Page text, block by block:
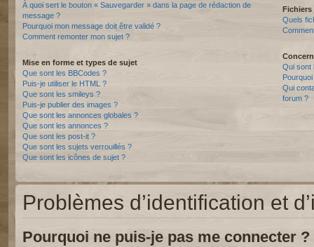
À quoi sert le bouton « Sauvegarder » dans la page de rédaction de
message ?
Pourquoi mon message doit être validé ?
Comment remonter mon sujet ?
Mise en forme et types de sujet
Que sont les BBCodes ?
Puis-je utiliser le HTML ?
Que sont les smileys ?
Puis-je publier des images ?
Que sont les annonces globales ?
Que sont les annonces ?
Que sont les post-it ?
Que sont les sujets verrouillés ?
Que sont les icônes de sujet ?
Quels
Qui sont
Qui
forum ?
Problèmes d’identification et
Pourquoi ne puis-je pas me connecter ?